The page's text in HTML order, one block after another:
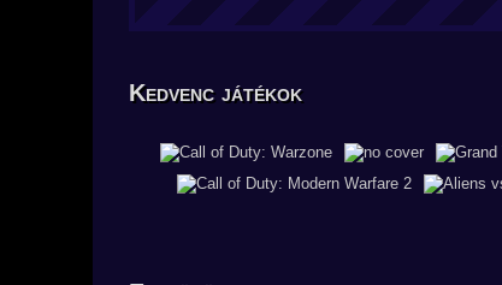
Kedvenc játékok